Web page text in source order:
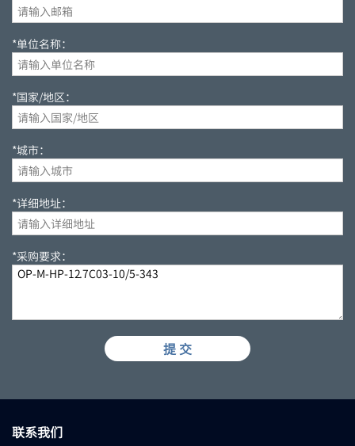
*单位名称：
*国家/地区：
*城市：
*详细地址：
*采购要求：
提 交
联系我们